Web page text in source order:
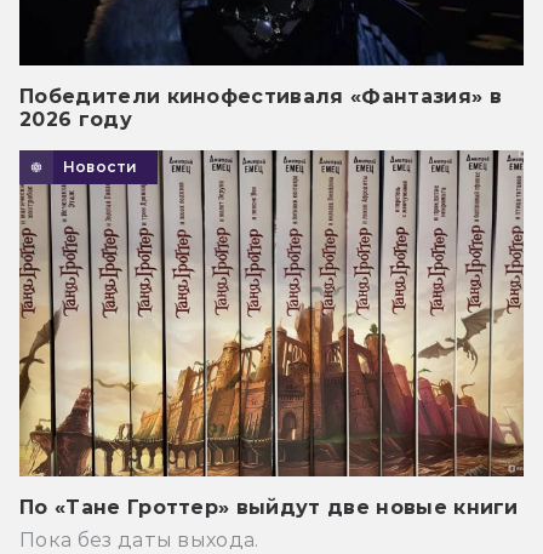
Победители кинофестиваля «Фантазия» в
2026 году
Новости
По «Тане Гроттер» выйдут две новые книги
Пока без даты выхода.